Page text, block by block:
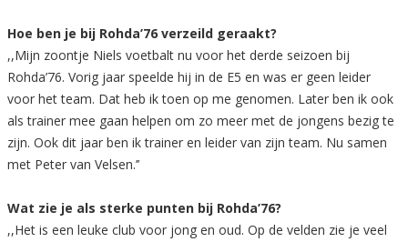
Hoe ben je bij Rohda’76 verzeild geraakt?
,,Mijn zoontje Niels voetbalt nu voor het derde seizoen bij
Rohda’76. Vorig jaar speelde hij in de E5 en was er geen leider
voor het team. Dat heb ik toen op me genomen. Later ben ik ook
als trainer mee gaan helpen om zo meer met de jongens bezig te
zijn. Ook dit jaar ben ik trainer en leider van zijn team. Nu samen
met Peter van Velsen.’’
Wat zie je als sterke punten bij Rohda’76?
,,Het is een leuke club voor jong en oud. Op de velden zie je veel